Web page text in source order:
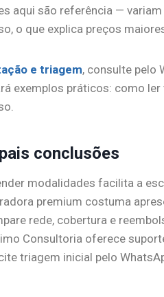
aqui são referência —
o que explica preços
e triagem, consulte pelo
exemplos práticos: como
conclusões
modalidades facilita a
premium costuma
rede, cobertura e
Consultoria oferece
triagem inicial pelo